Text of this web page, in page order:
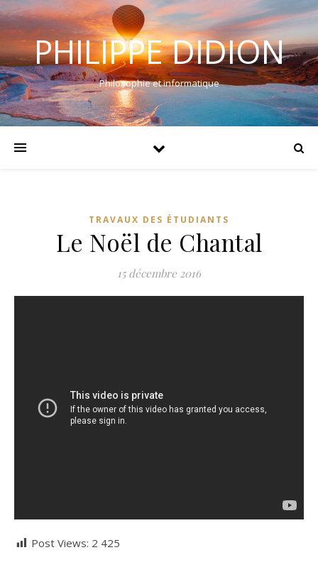
PHILIPPE DIDION
Philosophie et informatique
TRAVAUX DES ÉTUDIANTS
Le Noël de Chantal
15 décembre 2016
Post Views: 2 425